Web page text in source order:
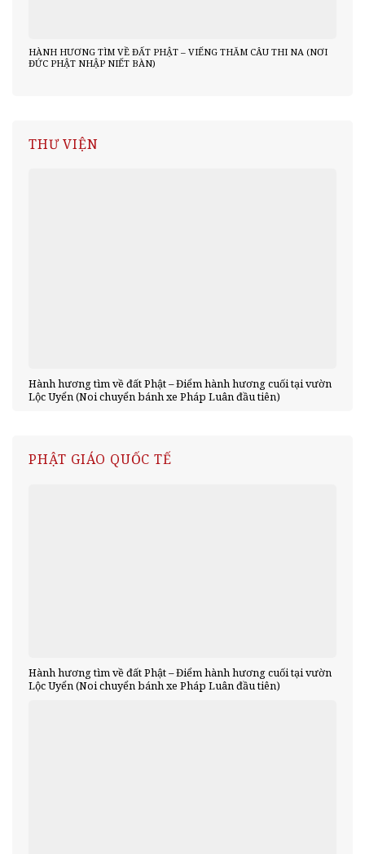
HÀNH HƯƠNG TÌM VỀ ĐẤT PHẬT – VIẾNG THĂM CÂU THI NA (NƠI
ĐỨC PHẬT NHẬP NIẾT BÀN)
THƯ VIỆN
Hành hương tìm về đất Phật – Điểm hành hương cuối tại vườn
Lộc Uyển (Noi chuyển bánh xe Pháp Luân đầu tiên)
PHẬT GIÁO QUỐC TẾ
Hành hương tìm về đất Phật – Điểm hành hương cuối tại vườn
Lộc Uyển (Noi chuyển bánh xe Pháp Luân đầu tiên)